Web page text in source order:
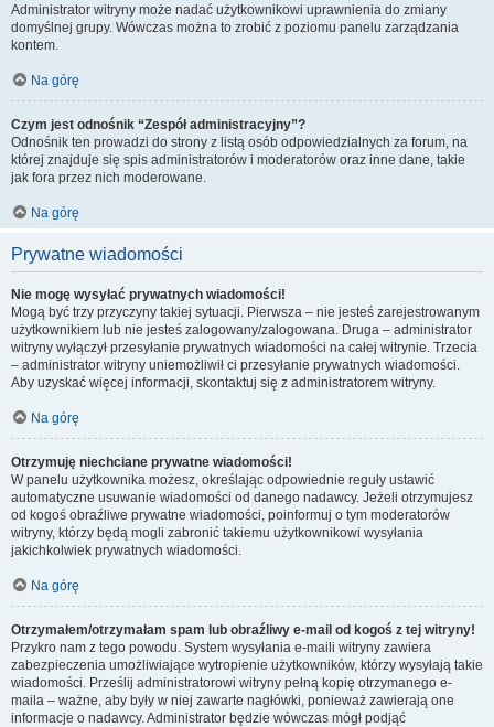
Administrator witryny może nadać użytkownikowi uprawnienia do zmiany
domyślnej grupy. Wówczas można to zrobić z poziomu panelu zarządzania
kontem.
Na górę
Czym jest odnośnik “Zespół administracyjny”?
Odnośnik ten prowadzi do strony z listą osób odpowiedzialnych za forum, na
której znajduje się spis administratorów i moderatorów oraz inne dane, takie
jak fora przez nich moderowane.
Na górę
Prywatne wiadomości
Nie mogę wysyłać prywatnych wiadomości!
Mogą być trzy przyczyny takiej sytuacji. Pierwsza – nie jesteś zarejestrowanym
użytkownikiem lub nie jesteś zalogowany/zalogowana. Druga – administrator
witryny wyłączył przesyłanie prywatnych wiadomości na całej witrynie. Trzecia
– administrator witryny uniemożliwił ci przesyłanie prywatnych wiadomości.
Aby uzyskać więcej informacji, skontaktuj się z administratorem witryny.
Na górę
Otrzymuję niechciane prywatne wiadomości!
W panelu użytkownika możesz, określając odpowiednie reguły ustawić
automatyczne usuwanie wiadomości od danego nadawcy. Jeżeli otrzymujesz
od kogoś obraźliwe prywatne wiadomości, poinformuj o tym moderatorów
witryny, którzy będą mogli zabronić takiemu użytkownikowi wysyłania
jakichkolwiek prywatnych wiadomości.
Na górę
Otrzymałem/otrzymałam spam lub obraźliwy e-mail od kogoś z tej witryny!
Przykro nam z tego powodu. System wysyłania e-maili witryny zawiera
zabezpieczenia umożliwiające wytropienie użytkowników, którzy wysyłają takie
wiadomości. Prześlij administratorowi witryny pełną kopię otrzymanego e-
maila – ważne, aby były w niej zawarte nagłówki, ponieważ zawierają one
informacje o nadawcy. Administrator będzie wówczas mógł podjąć